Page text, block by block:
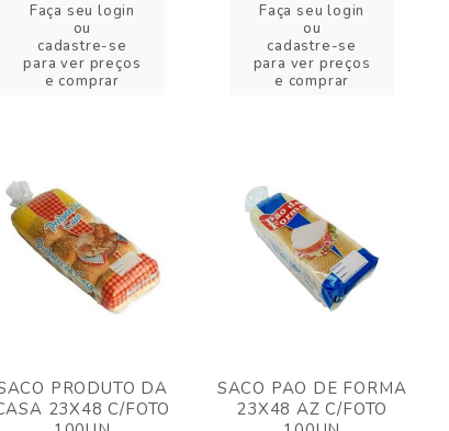
Faça seu login
ou
cadastre-se
para ver preços
e comprar
Faça seu login
ou
cadastre-se
para ver preços
e comprar
PRODUTO DA
23X48 C/FOTO
SACO PAO DE FORMA
23X48 AZ C/FOTO